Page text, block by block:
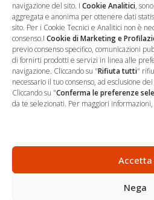
navigazione del sito. I Cookie Analitici,
aggregata e anonima per ottenere dati
sito. Per i Cookie Tecnici e Analitici non è
consenso.I Cookie di Marketing e
previo consenso specifico, comunicazioni
di fornirti prodotti e servizi in linea alle
navigazione. Cliccando su "Rifiuta tutti"
necessario il tuo consenso, ad esclusione
Cliccando su "Conferma le preferenze
da te selezionati. Per maggiori informazioni,
Accetta
Nega
…